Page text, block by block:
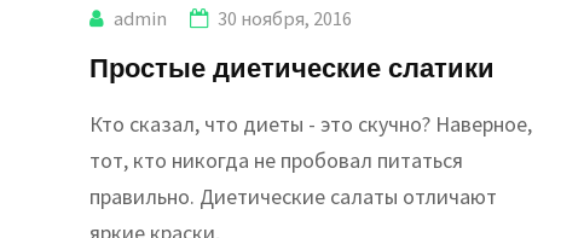
admin 30 ноября, 2016
Простые диетические слатики
Кто сказал, что диеты - это скучно? Наверное,
тот, кто никогда не пробовал питаться
правильно. Диетические салаты отличают
яркие краски,